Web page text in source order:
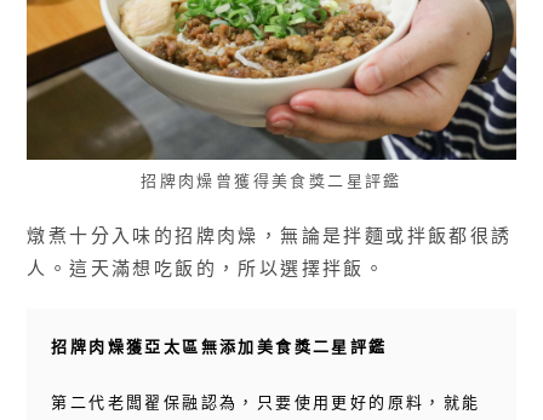
招牌肉燥曾獲得美食獎二星評鑑
燉煮十分入味的招牌肉燥，無論是拌麵或拌飯都很誘
人。這天滿想吃飯的，所以選擇拌飯。
招牌肉燥獲亞太區無添加美食獎二星評鑑
第二代老闆翟保融認為，只要使用更好的原料，就能